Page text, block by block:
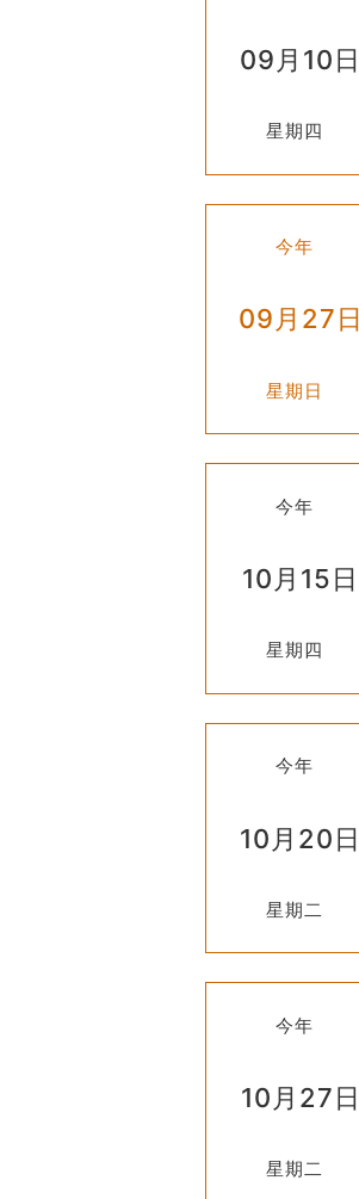
09月10日
星期四
今年
09月27日
星期日
今年
10月15日
星期四
今年
10月20日
星期二
今年
10月27日
星期二